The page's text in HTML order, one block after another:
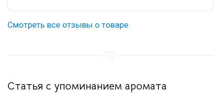
Смотреть все отзывы о товаре
Статья с упоминанием аромата